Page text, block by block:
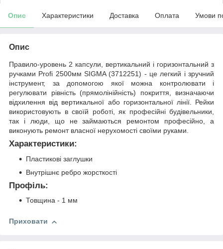
Опис Характеристики Доставка Оплата Умови
Опис
Правило-уровень 2 капсули, вертикальний і горизонтальний з
ручками Profi 2500мм SIGMA (3712251) - це легкий і зручний
інструмент, за допомогою якої можна контролювати і
регулювати рівність (прямолінійність) покриття, визначаючи
відхилення від вертикальної або горизонтальної лінії. Рейки
використовують в своїй роботі, як професійні будівельники,
так і люди, що не займаються ремонтом професійно, а
виконують ремонт власної нерухомості своїми руками.
Характеристики:
Пластикові заглушки
Внутрішнє ребро жорсткості
Профіль:
Товщина - 1 мм
Приховати